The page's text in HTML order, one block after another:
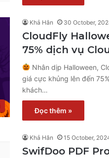
Khả Hân 30 October,
CloudFly
75% dịch vụ
Nhân dịp Halloween,
giá cực khủng lên đến
khách…
Đọc thêm »
Khả Hân 15 October,
SwifDoo PDF